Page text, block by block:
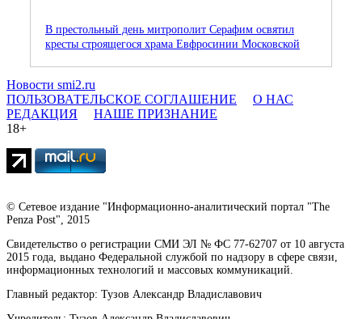
В престольный день митрополит Серафим освятил
кресты строящегося храма Евфросинии Московской
Новости smi2.ru
ПОЛЬЗОВАТЕЛЬСКОЕ СОГЛАШЕНИЕ
О НАС
РЕДАКЦИЯ
НАШЕ ПРИЗНАНИЕ
18+
© Сетевое издание "Информационно-аналитический портал "The
Penza Post", 2015
Свидетельство о регистрации СМИ ЭЛ № ФС 77-62707 от 10 августа
2015 года, выдано Федеральной службой по надзору в сфере связи,
информационных технологий и массовых коммуникаций.
Главный редактор: Тузов Александр Владиславович